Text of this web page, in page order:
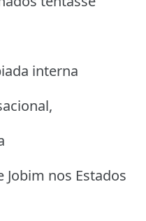
interna
Jobim nos Estados